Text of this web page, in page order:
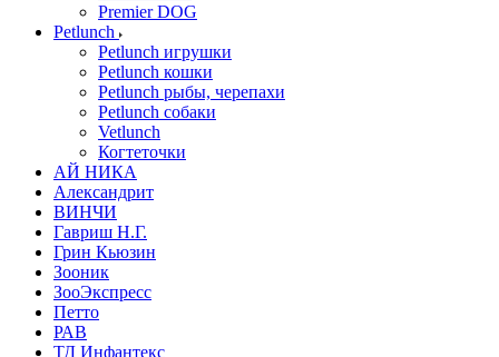
Premier DOG
Petlunch
Petlunch игрушки
Petlunch кошки
Petlunch рыбы, черепахи
Petlunch собаки
Vetlunch
Когтеточки
АЙ НИКА
Александрит
ВИНЧИ
Гавриш Н.Г.
Грин Кьюзин
Зооник
ЗооЭкспресс
Петто
РАВ
ТД Инфантекс